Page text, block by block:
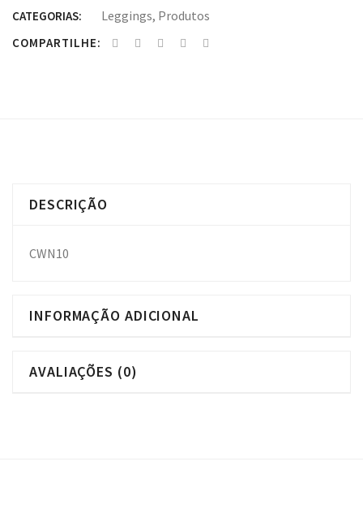
CATEGORIAS: Leggings, Produtos
COMPARTILHE:
DESCRIÇÃO
CWN10
INFORMAÇÃO ADICIONAL
AVALIAÇÕES (0)